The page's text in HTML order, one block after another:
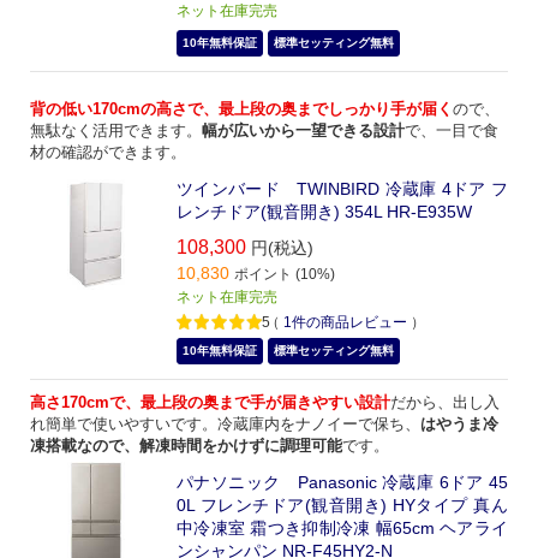
ネット在庫完売
10年無料保証 標準セッティング無料
背の低い170cmの高さで、最上段の奥までしっかり手が届く ので、
無駄なく活用できます。 幅が広いから一望できる設計で、一目で食
材の確認ができます。
ツインバード TWINBIRD 冷蔵庫 4ドア フ
レンチドア(観音開き) 354L HR-E935W
108,300 円(税込)
10,830 ポイント (10%)
ネット在庫完売
5（ 1件の商品レビュー ）
10年無料保証 標準セッティング無料
高さ170cmで、最上段の奥まで手が届きやすい設計だから、出し入
れ簡単で使いやすいです。冷蔵庫内をナノイーで保ち、 はやうま冷
凍搭載なので、解凍時間をかけずに調理可能です。
パナソニック Panasonic 冷蔵庫 6ドア 45
0L フレンチドア(観音開き) HYタイプ 真ん
中冷凍室 霜つき抑制冷凍 幅65cm ヘアライ
ンシャンパン NR-F45HY2-N